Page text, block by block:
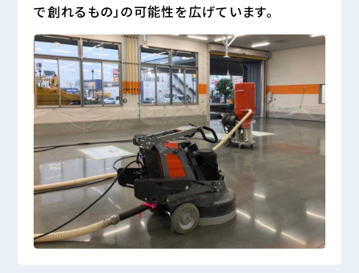
で創れるもの」の可能性を広げています。